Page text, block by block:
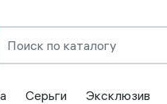
Серьги Эксклюзив